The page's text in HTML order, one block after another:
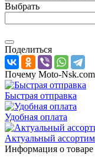
Выбрать
Поделиться
Почему Moto-Nsk.com
Быстрая отправка
Удобная оплата
Актуальный
Информация о товаре